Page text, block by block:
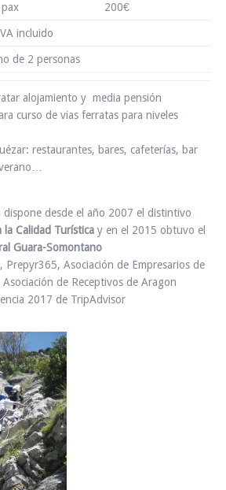
200€
incluido
de 2 personas
alojamiento y media pensión
curso de vias ferratas para niveles
restaurantes, bares, cafeterías, bar
desde el año 2007 el distintivo
la Calidad Turística y en el 2015 obtuvo el
Guara-Somontano
Prepyr365, Asociación de Empresarios de
Asociación de Receptivos de Aragon
2017 de TripAdvisor